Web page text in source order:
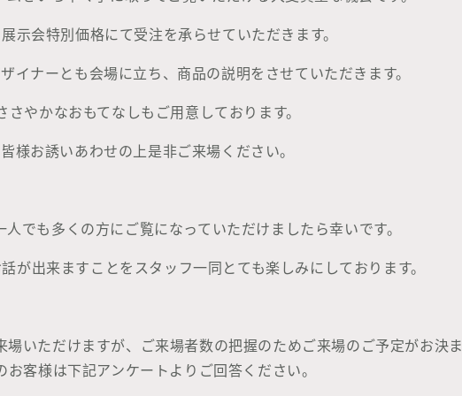
示会特別価格にて受注を承らせていただきます。
イナーとも会場に立ち、商品の説明をさせていただきます。
さやかなおもてなしもご用意しております。
皆様お誘いあわせの上是非ご来場ください。
でも多くの方にご覧になっていただけましたら幸いです。
が出来ますことをスタッフ一同とても楽しみにしております。
場いただけますが、ご来場者数の把握のためご来場のご予定がお決ま
お客様は下記アンケートよりご回答ください。